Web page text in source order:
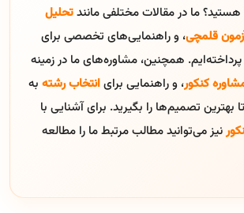
هستید؟ ما در مقالات مختلفی مانندتحلیل
قلمچی، و راهنمایی‌های تخصصی برای
پرداخته‌ایم. همچنین، مشاوره‌های ما در زمینه
کنکور، و راهنمایی برایانتخاب رشته به
تصمیم‌ها را بگیرید. برای آشنایی با
نیز می‌توانید مطالب مرتبط ما را مطالعه